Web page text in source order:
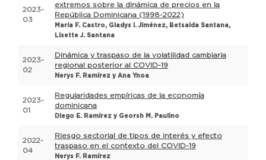
2023-
03
extremos sobre la dinámica de precios en la
República Dominicana (1998-2022)
María F. Castro, Gladys I. Jiménez, Betsaida Santana,
Lisette J. Santana
2023-
02
Dinámica y traspaso de la volatilidad cambiaria
regional posterior al COVID-19
Nerys F. Ramírez y Ana Ynoa
2023-
01
Regularidades empíricas de la economía
dominicana
Diego E. Ramírez y Georsh M. Paulino
2022-
04
Riesgo sectorial de tipos de interés y efecto
traspaso en el contexto del COVID-19
Nerys F. Ramírez